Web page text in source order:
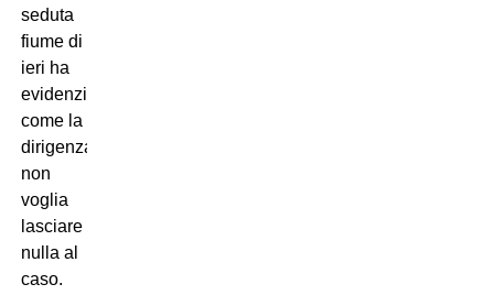
seduta
fiume di
ieri ha
evidenziato
come la
dirigenza
non
voglia
lasciare
nulla al
caso.